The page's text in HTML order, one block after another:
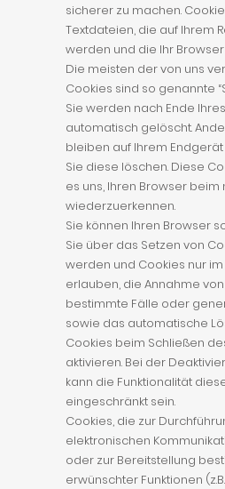
sicherer zu machen.
Textdateien, die auf Ihrem
werden und die Ihr
Die meisten der von uns
Cookies sind so genannte
Sie werden nach Ende
automatisch gelöscht.
bleiben auf Ihrem
Sie diese löschen. Diese
es uns, Ihren Browser
wiederzuerkennen.
Sie können Ihren Browser
Sie über das Setzen von
werden und Cookies nur im
erlauben, die Annahme
bestimmte Fälle oder
sowie das automatische
Cookies beim Schließen
aktivieren. Bei der
kann die Funktionalität
eingeschränkt sein.
Cookies, die zur
elektronischen
oder zur Bereitstellung
erwünschter Funktionen (z.B.